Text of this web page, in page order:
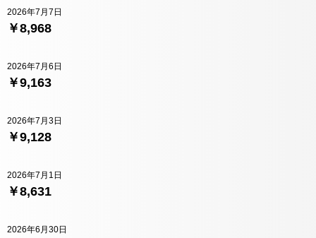
￥8,968
2026年7月7日
￥9,163
2026年7月6日
￥9,128
2026年7月3日
￥8,631
2026年7月1日
2026年6月30日